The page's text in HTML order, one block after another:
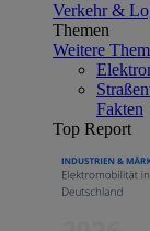
Verkehr &
Themen
Weitere
Fakten
Top Report